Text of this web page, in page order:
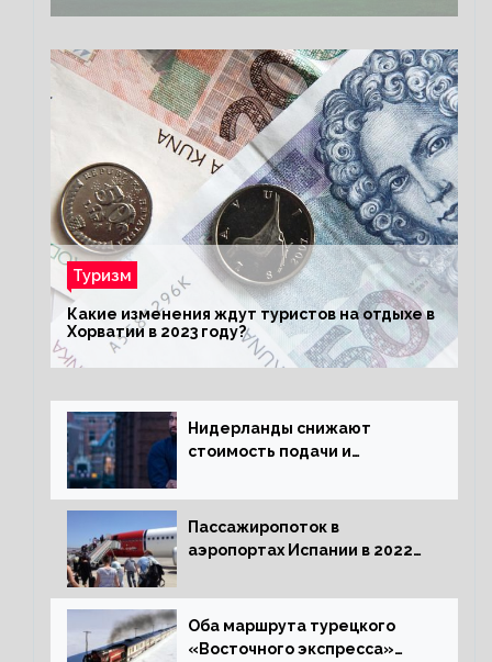
Туризм
Какие изменения ждут туристов на отдыхе в
Хорватии в 2023 году?
Нидерланды снижают
стоимость подачи и
жительство
Пассажиропоток в
аэропортах Испании в 2022
процентов
Оба маршрута турецкого
«Восточного экспресса»